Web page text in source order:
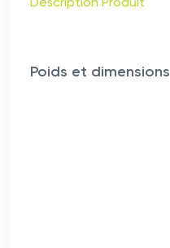
Poids et dimensions